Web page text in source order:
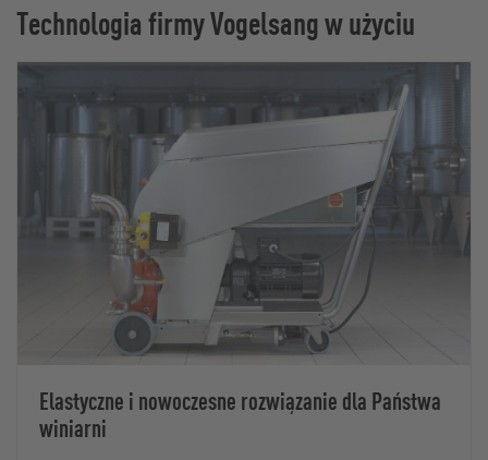
Technologia firmy Vogelsang w użyciu
Elastyczne i nowoczesne rozwiązanie dla Państwa
winiarni